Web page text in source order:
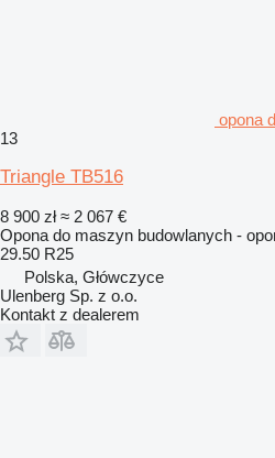
opona
13
Triangle TB516
8 900 zł ≈ 2 067 €
Opona do maszyn budowlanych -
29.50 R25
Polska, Główczyce
Ulenberg Sp. z o.o.
Kontakt z dealerem